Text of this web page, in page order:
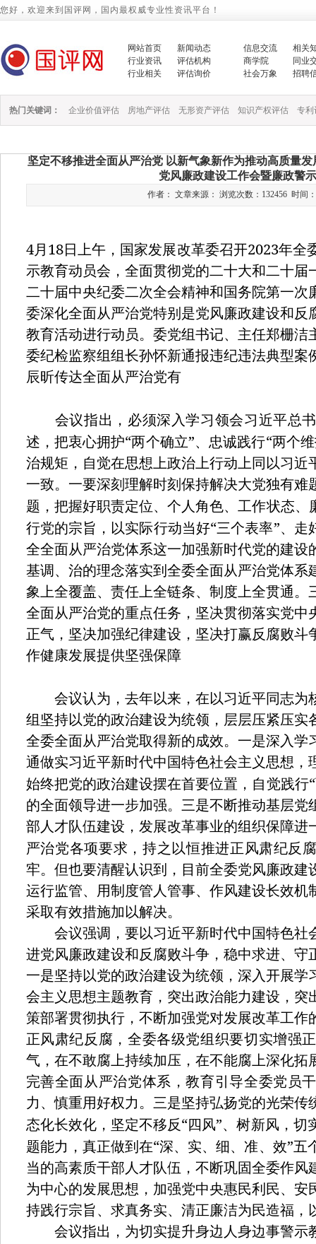
您好，欢迎来到国评网，国内最权威专业性资讯平台！
网站首页
新闻动态
行业资讯
评估机构
行业相关
评估询价
信息交流
相关
商学院
同业
社会万象
招聘
热门关键词： 企业价值评估 房地产评估 无形资产评估 知识产权评估 专利
坚定不移推进全面从严治党 以新气象新作为推动高质量
党风廉政建设工作会暨廉政警
作者： 文章来源： 浏览次数：132456 时间
4月 18日上午，国家发展改革委召开2023年全
示教育动员会，全面贯彻党的二十大和二十届
二十届中央纪委二次全会精神和国务院第一次
委深化全面从严治党特别是党风廉政建设和反
教育活动进行动员。委党组书记、主任郑栅洁
委纪检监察组组长孙怀新通报违纪违法典型案
辰昕传达全面从严治党有
会议指出，必须深入学习领会习近平总书
述，把衷心拥护“两个确立”、忠诚践行“两个
治规矩，自觉在思想上政治上行动上同以习近
一致。一要深刻理解时刻保持解决大党独有难
题，把握好职责定位、个人角色、工作状态、
行党的宗旨，以实际行动当好“三个表率”、走
全全面从严治党体系这一加强新时代党的建设
基调、治的理念落实到全委全面从严治党体系
象上全覆盖、责任上全链条、制度上全贯通。
全面从严治党的重点任务，坚决贯彻落实党中
正气，坚决加强纪律建设，坚决打赢反腐败斗
作健康发展提供坚强保障
会议认为，去年以来，在以习近平同志为
组坚持以党的政治建设为统领，层层压紧压实
全委全面从严治党取得新的成效。一是深入学
通做实习近平新时代中国特色社会主义思想，
始终把党的政治建设摆在首要位置，自觉践行“
的全面领导进一步加强。三是不断推动基层党
部人才队伍建设，发展改革事业的组织保障进
严治党各项要求，持之以恒推进正风肃纪反
牢。但也要清醒认识到，目前全委党风廉政建
运行监管、用制度管人管事、作风建设长效机
采取有效措施加以解决。
会议强调，要以习近平新时代中国特色社
进党风廉政建设和反腐败斗争，稳中求进、守
一是坚持以党的政治建设为统领，深入开展学
会主义思想主题教育，突出政治能力建设，突
策部署贯彻执行，不断加强党对发展改革工作
正风肃纪反腐，全委各级党组织要切实增强
气，在不敢腐上持续加压，在不能腐上深化拓
完善全面从严治党体系，教育引导全委党员
力、慎重用好权力。三是坚持弘扬党的光荣传
态化长效化，坚定不移反“四风”、树新风，切
题能力，真正做到在“深、实、细、准、效”五
当的高素质干部人才队伍，不断巩固全委作风
为中心的发展思想，加强党中央惠民利民、安
持践行宗旨、求真务实、清正廉洁为民造福，
会议指出，为切实提升身边人身边事警示